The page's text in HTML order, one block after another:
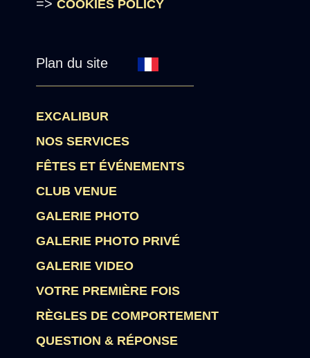
=>COOKIES POLICY
Plan du site
EXCALIBUR
NOS SERVICES
FÊTES ET ÉVÉNEMENTS
CLUB VENUE
GALERIE PHOTO
GALERIE PHOTO PRIVÉ
GALERIE VIDEO
VOTRE PREMIÈRE FOIS
RÈGLES DE COMPORTEMENT
QUESTION & RÉPONSE